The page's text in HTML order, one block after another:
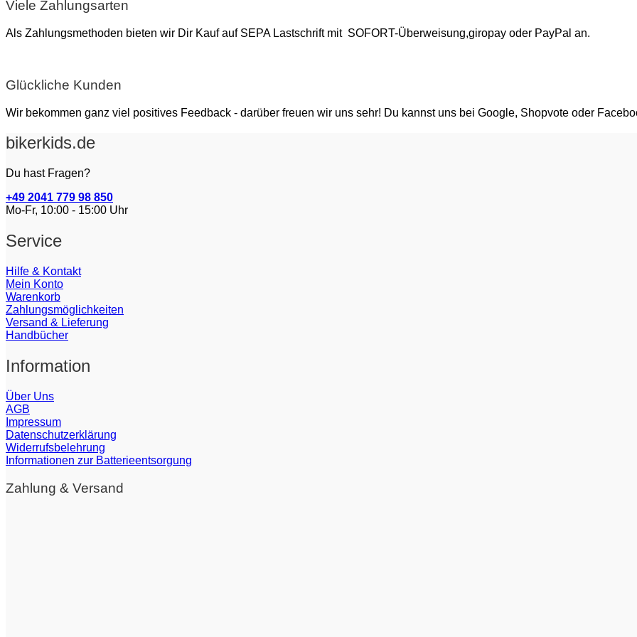
Viele Zahlungsarten
Als Zahlungsmethoden bieten wir Dir Kauf auf SEPA Lastschrift mit SOFORT-Überweisung,giropay oder PayPal an.
Glückliche Kunden
Wir bekommen ganz viel positives Feedback - darüber freuen wir uns sehr! Du kannst uns bei Google, Shopvote oder
bikerkids.de
Du hast Fragen?
+49 2041 779 98 850
Mo-Fr, 10:00 - 15:00 Uhr
Service
Hilfe & Kontakt
Mein Konto
Warenkorb
Zahlungsmöglichkeiten
Versand & Lieferung
Handbücher
Information
Über Uns
AGB
Impressum
Datenschutzerklärung
Widerrufsbelehrung
Informationen zur Batterieentsorgung
Zahlung & Versand